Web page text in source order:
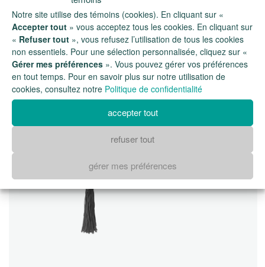
Notre site utilise des témoins (cookies). En cliquant sur «
Accepter tout » vous acceptez tous les cookies. En cliquant sur
« Refuser tout », vous refusez l’utilisation de tous les cookies
non essentiels. Pour une sélection personnalisée, cliquez sur «
Gérer mes préférences ». Vous pouvez gérer vos préférences
en tout temps. Pour en savoir plus sur notre utilisation de
cookies, consultez notre Politique de confidentialité
accepter tout
refuser tout
gérer mes préférences